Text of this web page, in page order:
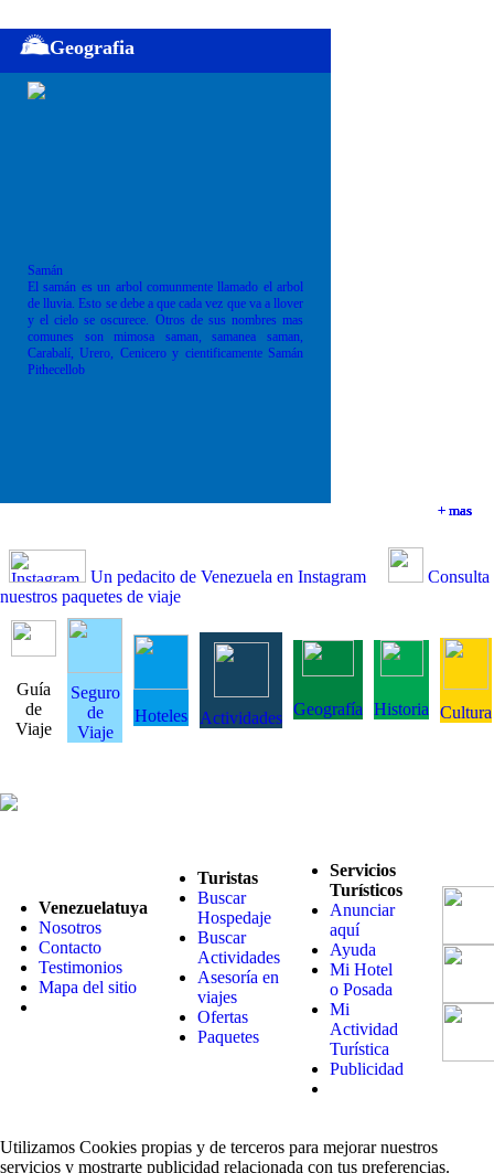
+ mas
+ mas
+ mas
Geografia
Samán
El samán es un arbol comunmente llamado el arbol
de lluvia. Esto se debe a que cada vez que va a llover
y el cielo se oscurece. Otros de sus nombres mas
comunes son mimosa saman, samanea saman,
Carabalí, Urero, Cenicero y cientificamente Samán
Pithecellob
+ mas
Un pedacito de Venezuela en Instagram
Consulta
nuestros paquetes de viaje
Guía
de
Viaje
Seguro
de
Viaje
Hoteles Actividades Geografía Historia Cultura
Venezuelatuya
Nosotros
Contacto
Testimonios
Mapa del sitio
Turistas
Buscar
Hospedaje
Buscar
Actividades
Asesoría en
viajes
Ofertas
Paquetes
Servicios
Turísticos
Anunciar
aquí
Ayuda
Mi Hotel
o Posada
Mi
Actividad
Turística
Publicidad
Utilizamos Cookies propias y de terceros para mejorar nuestros
servicios y mostrarte publicidad relacionada con tus preferencias.